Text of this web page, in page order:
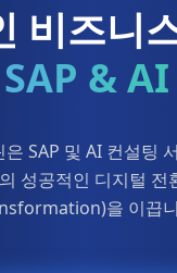
비즈니
&
SAP 및 AI 컨설팅
성공적인 디지털
을 이끕